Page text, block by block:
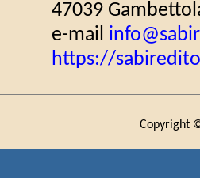
47039
e-mail
https://
Copyright